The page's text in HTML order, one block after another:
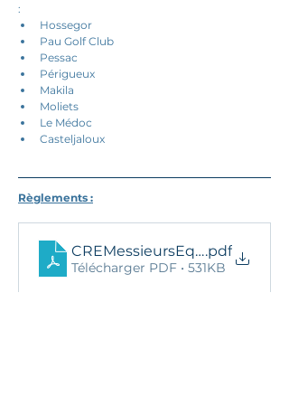
:
Hossegor
Pau Golf Club
Pessac
Périgueux
Makila
Moliets
Le Médoc
Casteljaloux
Règlements :
.pdf
Télécharger PDF • 531KB